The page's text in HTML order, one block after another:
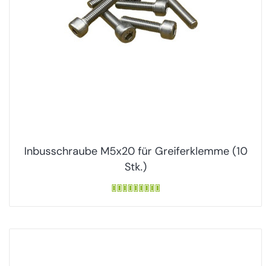
Inbusschraube M5x20 für Greiferklemme (10
Stk.)